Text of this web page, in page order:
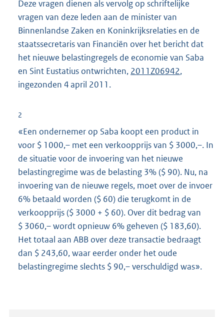
Deze vragen dienen als vervolg op schriftelijke
vragen van deze leden aan de minister van
Binnenlandse Zaken en Koninkrijksrelaties en de
staatssecretaris van Financiën over het bericht dat
het nieuwe belastingregels de economie van Saba
en Sint Eustatius ontwrichten, 2011Z06942,
ingezonden 4 april 2011.
2
«Een ondernemer op Saba koopt een product in
voor $ 1000,– met een verkoopprijs van $ 3000,–. In
de situatie voor de invoering van het nieuwe
belastingregime was de belasting 3% ($ 90). Nu, na
invoering van de nieuwe regels, moet over de invoer
6% betaald worden ($ 60) die terugkomt in de
verkoopprijs ($ 3000 + $ 60). Over dit bedrag van
$ 3060,– wordt opnieuw 6% geheven ($ 183,60).
Het totaal aan ABB over deze transactie bedraagt
dan $ 243,60, waar eerder onder het oude
belastingregime slechts $ 90,– verschuldigd was».